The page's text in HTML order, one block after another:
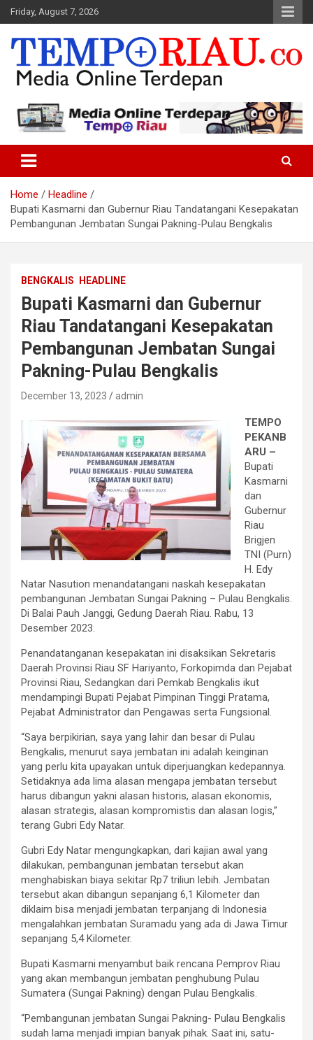
Skip
to
content
Friday, August 7, 2026
Tempo Riau
Home
Headline
Bupati Kasmarni dan Gubernur Riau Tandatangani Kesepakatan
Pembangunan Jembatan Sungai Pakning-Pulau Bengkalis
BENGKALIS HEADLINE
Bupati Kasmarni dan Gubernur
Riau Tandatangani Kesepakatan
Pembangunan Jembatan Sungai
Pakning-Pulau Bengkalis
December 13, 2023 admin
TEMPO
PEKANB
ARU –
Bupati
Kasmarni
dan
Gubernur
Riau
Brigjen
TNI (Purn)
H. Edy
Natar Nasution menandatangani naskah kesepakatan
pembangunan Jembatan Sungai Pakning – Pulau Bengkalis.
Di Balai Pauh Janggi, Gedung Daerah Riau. Rabu, 13
Desember 2023.
Penandatanganan kesepakatan ini disaksikan Sekretaris
Daerah Provinsi Riau SF Hariyanto, Forkopimda dan Pejabat
Provinsi Riau, Sedangkan dari Pemkab Bengkalis ikut
mendampingi Bupati Pejabat Pimpinan Tinggi Pratama,
Pejabat Administrator dan Pengawas serta Fungsional.
“Saya berpikirian, saya yang lahir dan besar di Pulau
Bengkalis, menurut saya jembatan ini adalah keinginan
yang perlu kita upayakan untuk diperjuangkan kedepannya.
Setidaknya ada lima alasan mengapa jembatan tersebut
harus dibangun yakni alasan historis, alasan ekonomis,
alasan strategis, alasan kompromistis dan alasan logis,”
terang Gubri Edy Natar.
Gubri Edy Natar mengungkapkan, dari kajian awal yang
dilakukan, pembangunan jembatan tersebut akan
menghabiskan biaya sekitar Rp7 triliun lebih. Jembatan
tersebut akan dibangun sepanjang 6,1 Kilometer dan
diklaim bisa menjadi jembatan terpanjang di Indonesia
mengalahkan jembatan Suramadu yang ada di Jawa Timur
sepanjang 5,4 Kilometer.
Bupati Kasmarni menyambut baik rencana Pemprov Riau
yang akan membangun jembatan penghubung Pulau
Sumatera (Sungai Pakning) dengan Pulau Bengkalis.
“Pembangunan jembatan Sungai Pakning- Pulau Bengkalis
sudah lama menjadi impian banyak pihak. Saat ini, satu-